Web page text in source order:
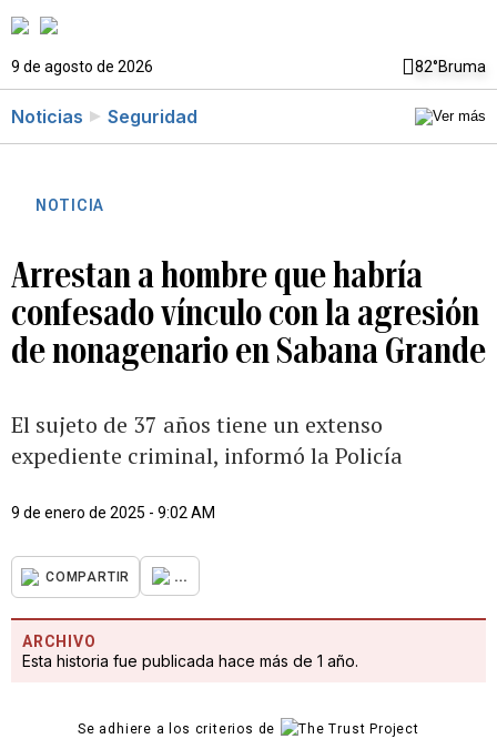
9 de agosto de 2026 82°Bruma
Noticias Seguridad
NOTICIA
Arrestan a hombre que habría
confesado vínculo con la agresión
de nonagenario en Sabana Grande
El sujeto de 37 años tiene un extenso
expediente criminal, informó la Policía
9 de enero de 2025 - 9:02 AM
COMPARTIR ...
ARCHIVO
Esta historia fue publicada hace más de 1 año.
Se adhiere a los criterios de